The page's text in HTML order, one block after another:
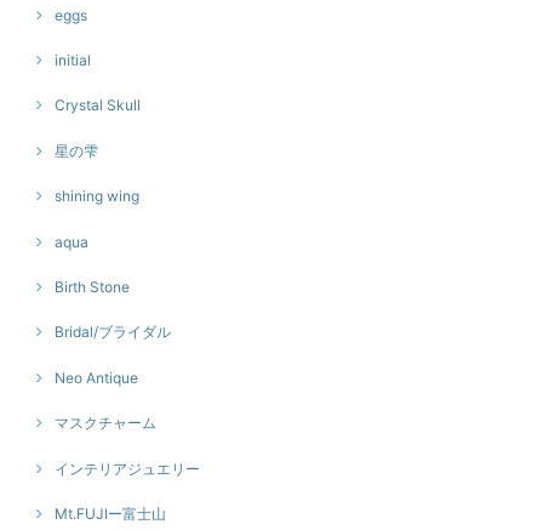
eggs
initial
Crystal Skull
星の雫
shining wing
aqua
Birth Stone
Bridal/ブライダル
Neo Antique
マスクチャーム
インテリアジュエリー
Mt.FUJIー富士山